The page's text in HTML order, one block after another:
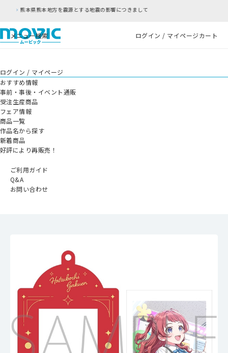
震の影響につきまして
メニュー検索 ログイン / マイページカート
ログイン / マイページ
おすすめ情報
事前・事後・イベント通販
受注生産商品
フェア情報
商品一覧
作品名から探す
新着商品
好評により再販売！
ご利用ガイド
Q&A
お問い合わせ